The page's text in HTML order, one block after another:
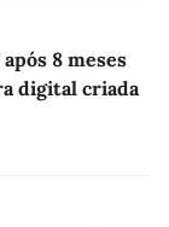
8 meses
digital criada